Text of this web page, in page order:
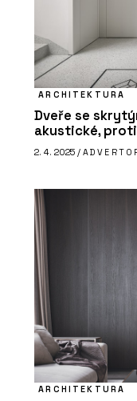
ARCHITEKTURA
Dveře se
akustické,
2. 4. 2025 /
ARCHITEKTURA